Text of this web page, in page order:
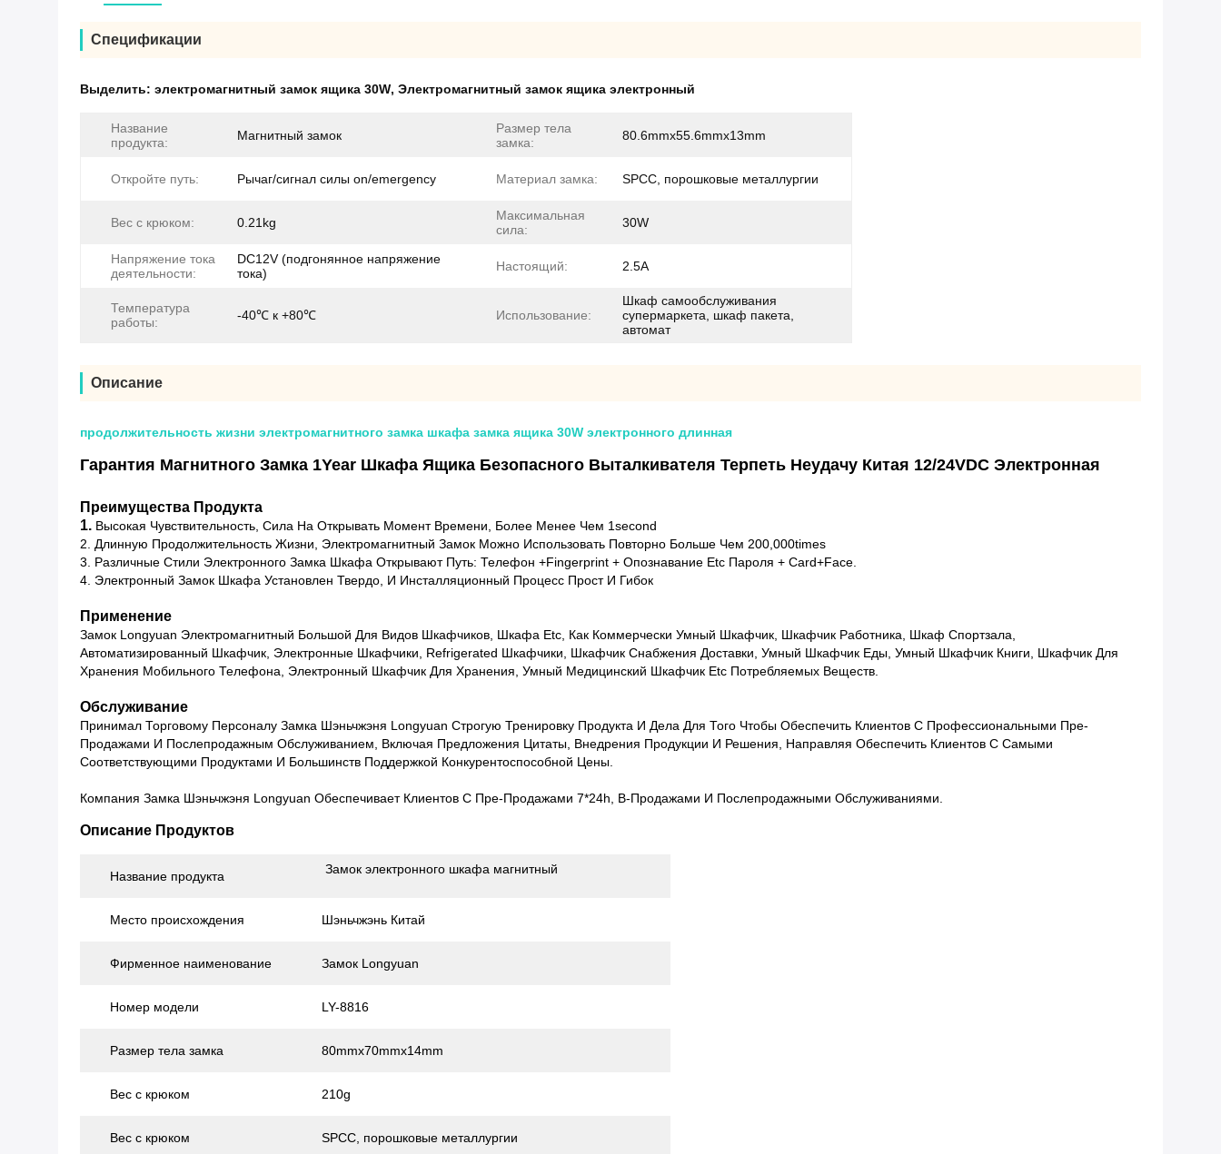
Спецификации
Выделить: электромагнитный замок ящика 30W, Электромагнитный замок ящика электронный
Название
продукта:
Магнитный замок
Размер тела
замка:
80.6mmx55.6mmx13mm
Откройте путь: Рычаг/сигнал силы on/emergency Материал замка: SPCC, порошковые металлургии
Вес с крюком: 0.21kg
Максимальная
сила:
30W
Напряжение тока
деятельности:
DC12V (подгонянное напряжение
тока)
Настоящий: 2.5A
Температура
работы:
-40℃ к +80℃ Использование:
Шкаф самообслуживания
супермаркета, шкаф пакета,
автомат
Описание
продолжительность жизни электромагнитного замка шкафа замка ящика 30W электронного длинная
Гарантия Магнитного Замка 1Year Шкафа Ящика Безопасного Выталкивателя Терпеть Неудачу Китая 12/24VDC Электронная
Преимущества Продукта
1. Высокая Чувствительность, Сила На Открывать Момент Времени, Более Менее Чем 1second
2. Длинную Продолжительность Жизни, Электромагнитный Замок Можно Использовать Повторно Больше Чем 200,000times
3. Различные Стили Электронного Замка Шкафа Открывают Путь: Телефон +Fingerprint + Опознавание Etc Пароля + Card+Face.
4. Электронный Замок Шкафа Установлен Твердо, И Инсталляционный Процесс Прост И Гибок
Применение
Замок Longyuan Электромагнитный Большой Для Видов Шкафчиков, Шкафа Etc, Как Коммерчески Умный Шкафчик, Шкафчик Работника, Шкаф Спортзала,
Автоматизированный Шкафчик, Электронные Шкафчики, Refrigerated Шкафчики, Шкафчик Снабжения Доставки, Умный Шкафчик Еды, Умный Шкафчик Книги, Шкафчик Для
Хранения Мобильного Телефона, Электронный Шкафчик Для Хранения, Умный Медицинский Шкафчик Etc Потребляемых Веществ.
Обслуживание
Принимал Торговому Персоналу Замка Шэньчжэня Longyuan Строгую Тренировку Продукта И Дела Для Того Чтобы Обеспечить Клиентов С Профессиональными Пре-
Продажами И Послепродажным Обслуживанием, Включая Предложения Цитаты, Внедрения Продукции И Решения, Направляя Обеспечить Клиентов С Самыми
Соответствующими Продуктами И Большинств Поддержкой Конкурентоспособной Цены.
Компания Замка Шэньчжэня Longyuan Обеспечивает Клиентов С Пре-Продажами 7*24h, В-Продажами И Послепродажными Обслуживаниями.
Описание Продуктов
Название продукта Замок электронного шкафа магнитный
Место происхождения Шэньчжэнь Китай
Фирменное наименование Замок Longyuan
Номер модели LY-8816
Размер тела замка 80mmx70mmx14mm
Вес с крюком 210g
Вес с крюком SPCC, порошковые металлургии